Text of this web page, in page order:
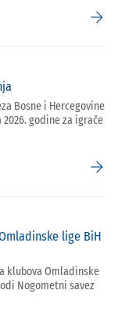
arrow_forward
Bosne i Hercegovine
godine za igrače
arrow_forward
lige BiH
klubova Omladinske
Nogometni savez